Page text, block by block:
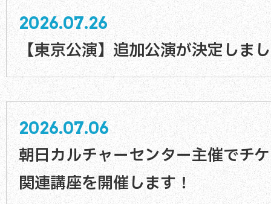
2026.07.26
【東京公演】追加公演が決定しま
2026.07.06
朝日カルチャーセンター主催でチ
関連講座を開催します！